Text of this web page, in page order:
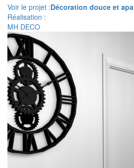
Voir le projet :Décoration douce et
Réalisation :
MH DECO